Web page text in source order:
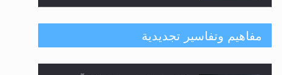
هل يُحسب حول الزكاة وفق السنة
الميلادية أو الهجرية؟
مفاهيم وتفاسير تجديدية